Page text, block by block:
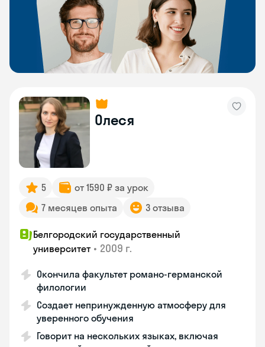
Олеся
5
от 1590 ₽ за урок
7 месяцев опыта
3 отзыва
Белгородский государственный
университет • 2009 г.
Окончила факультет романо-германской
филологии
Создает непринужденную атмосферу для
уверенного обучения
Говорит на нескольких языках, включая